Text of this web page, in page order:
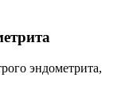
эндометрита,